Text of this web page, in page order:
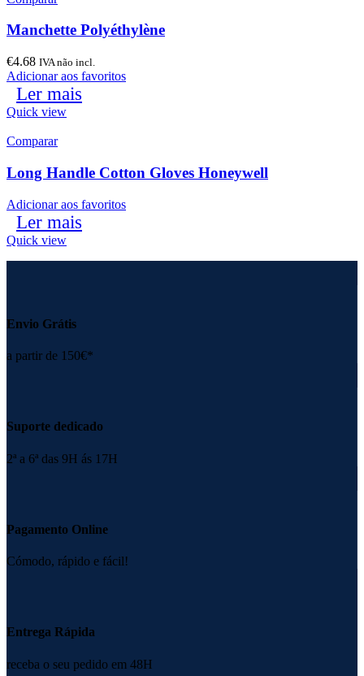
Manchette Polyéthylène
€4.68 IVA não incl.
Adicionar aos favoritos
Ler mais
Quick view
Comparar
Long Handle Cotton Gloves Honeywell
Adicionar aos favoritos
Ler mais
Quick view
Envio Grátis
a partir de 150€*
Suporte dedicado
2ª a 6ª das 9H ás 17H
Pagamento Online
Cómodo, rápido e fácil!
Entrega Rápida
receba o seu pedido em 48H